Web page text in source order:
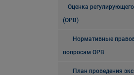
Оценка
(ОРВ)
Нормативные
вопросам ОРВ
План проведения